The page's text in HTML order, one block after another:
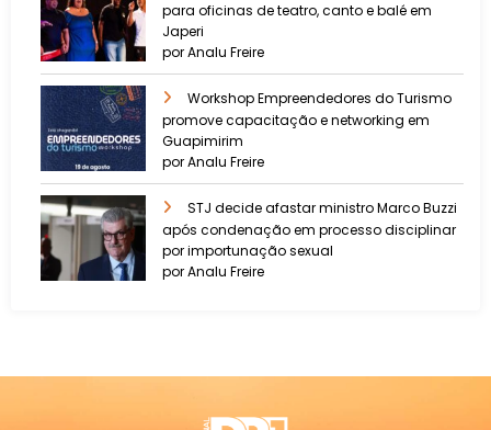
para oficinas de teatro, canto e balé em
Japeri
por Analu Freire
Workshop Empreendedores do Turismo
promove capacitação e networking em
Guapimirim
por Analu Freire
STJ decide afastar ministro Marco Buzzi
após condenação em processo disciplinar
por importunação sexual
por Analu Freire